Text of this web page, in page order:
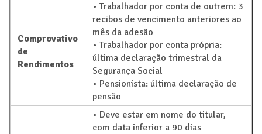
Comprovativo
de
Rendimentos
• Trabalhador por conta de outrem: 3
recibos de vencimento anteriores ao
mês da adesão
• Trabalhador por conta própria:
última declaração trimestral da
Segurança Social
• Pensionista: última declaração de
pensão
• Deve estar em nome do titular,
com data inferior a 90 dias